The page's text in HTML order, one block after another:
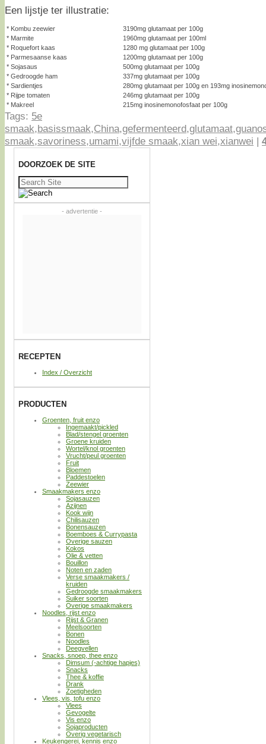
Een lijstje ter illustratie:
* Kombu zeewier
3190mg glutamaat per 100g
* Marmite
1960mg glutamaat per 100ml
* Roquefort kaas
1280 mg glutamaat per 100g
* Parmesaanse kaas
1200mg glutamaat per 100g
* Sojasaus
500mg glutamaat per 100g
* Gedroogde ham
337mg glutamaat per 100g
* Sardientjes
280mg glutamaat per 100g en 193mg
* Rijpe tomaten
246mg glutamaat per 100g
* Makreel
215mg inosinemonofosfaat per 100g
Tags: 5e
smaak,basissmaak,China,gefermenteerd,glutamaat,
smaak,savoriness,umami,vijfde smaak,xian wei,xianwei |
DOORZOEK DE SITE
Zoeken
naar:
- advertentie -
RECEPTEN
Index / Overzicht
PRODUCTEN
Groenten, fruit enzo
Ingemaakt/pickled
Blad/stengel groenten
Groene kruiden
Wortel/knol groenten
Vrucht/peul groenten
Fruit
Bloemen
Paddestoelen
Zeewier
Smaakmakers enzo
Sojasauzen
Azijnen
Kook wijn
Chilisauzen
Bonensauzen
Boemboes & Currypasta
Overige sauzen
Kokos
Olie & vetten
Bouillon
Noten en zaden
Verse smaakmakers /
kruiden
Gedroogde smaakmakers
Suiker soorten
Overige smaakmakers
Noodles, rijst enzo
Rijst & Granen
Meelsoorten
Bonen
Noodles
Deegvellen
Snacks, snoep, thee enzo
Dimsum (-achtige hapjes)
Snacks
Thee & koffie
Drank
Zoetigheden
Vlees, vis, tofu enzo
Vlees
Gevogelte
Vis enzo
Sojaproducten
Overig vegetarisch
Keukengerei, kennis enzo